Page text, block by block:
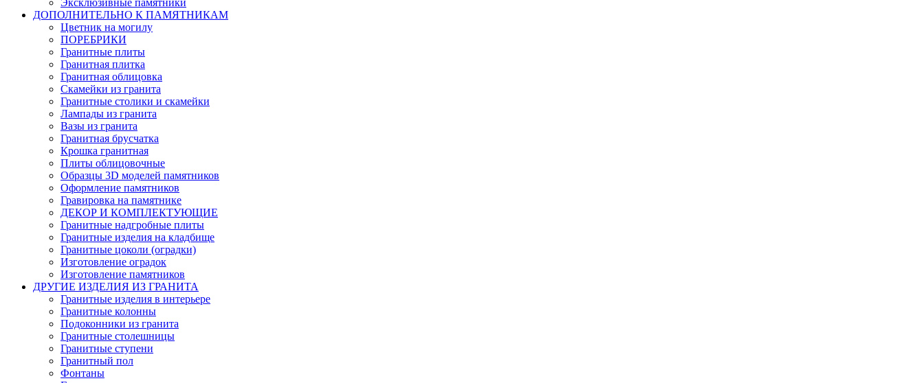
Эксклюзивные памятники
ДОПОЛНИТЕЛЬНО К ПАМЯТНИКАМ
Цветник на могилу
ПОРЕБРИКИ
Гранитные плиты
Гранитная плитка
Гранитная облицовка
Скамейки из гранита
Гранитные столики и скамейки
Лампады из гранита
Вазы из гранита
Гранитная брусчатка
Крошка гранитная
Плиты облицовочные
Образцы 3D моделей памятников
Оформление памятников
Гравировка на памятнике
ДЕКОР И КОМПЛЕКТУЮЩИЕ
Гранитные надгробные плиты
Гранитные изделия на кладбище
Гранитные цоколи (оградки)
Изготовление оградок
Изготовление памятников
ДРУГИЕ ИЗДЕЛИЯ ИЗ ГРАНИТА
Гранитные изделия в интерьере
Гранитные колонны
Подоконники из гранита
Гранитные столешницы
Гранитные ступени
Гранитный пол
Фонтаны